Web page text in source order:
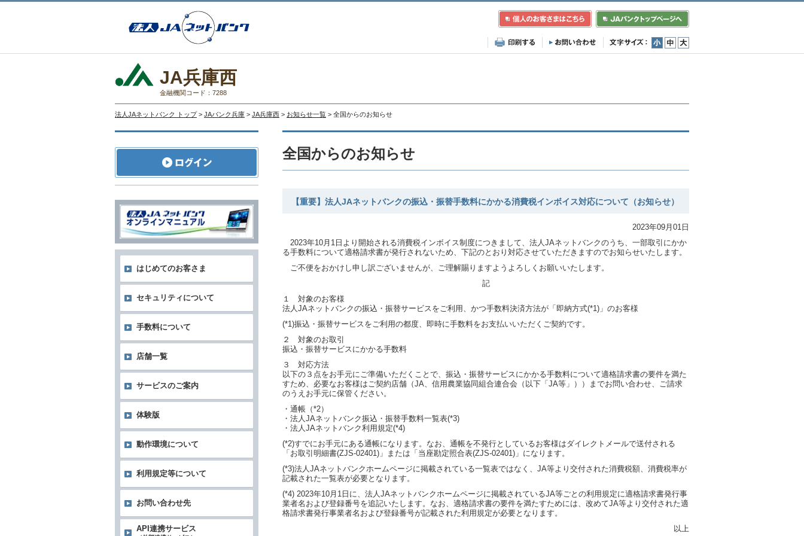
小 中 大
JA兵庫西
金融機関コード：7288
法人JAネットバンク トップ > JAバンク兵庫 > JA兵庫西 > お知らせ一覧 > 全国からのお知らせ
全国からのお知らせ
【重要】法人JAネットバンクの振込・振替手数料にかかる消費税インボイス対応について（お知らせ）
2023年09月01日
2023年10月1日より開始される消費税インボイス制度につきまして、法人JAネットバンクのうち、一部取引にかか
る手数料について適格請求書が発行されないため、下記のとおり対応させていただきますのでお知らせいたします。
ご不便をおかけし申し訳ございませんが、ご理解賜りますようよろしくお願いいたします。
記
１ 対象のお客様
法人JAネットバンクの振込・振替サービスをご利用、かつ手数料決済方法が「即納方式(*1)」のお客様
(*1)振込・振替サービスをご利用の都度、即時に手数料をお支払いいただくご契約です。
２ 対象のお取引
振込・振替サービスにかかる手数料
３ 対応方法
以下の３点をお手元にご準備いただくことで、振込・振替サービスにかかる手数料について適格請求書の要件を満た
すため、必要なお客様はご契約店舗（JA、信用農業協同組合連合会（以下「JA等」））までお問い合わせ、ご請求
のうえお手元に保管ください。
・通帳（*2）
・法人JAネットバンク振込・振替手数料一覧表(*3)
・法人JAネットバンク利用規定(*4)
(*2)すでにお手元にある通帳になります。なお、通帳を不発行としているお客様はダイレクトメールで送付される
「お取引明細書(ZJS-02401)」または「当座勘定照合表(ZJS-02401)」になります。
(*3)法人JAネットバンクホームページに掲載されている一覧表ではなく、JA等より交付された消費税額、消費税率が
記載された一覧表が必要となります。
(*4) 2023年10月1日に、法人JAネットバンクホームページに掲載されているJA等ごとの利用規定に適格請求書発行事
業者名および登録番号を追記いたします。なお、適格請求書の要件を満たすためには、改めてJA等より交付された適
格請求書発行事業者名および登録番号が記載された利用規定が必要となります。
以上
はじめてのお客さま
セキュリティについて
手数料について
店舗一覧
サービスのご案内
体験版
動作環境について
利用規定等について
お問い合わせ先
API連携サービス